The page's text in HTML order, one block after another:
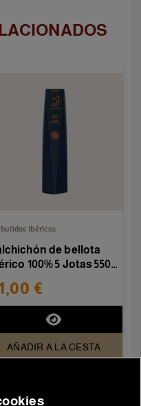
ibéricos
de bellota
100% 5 Jotas 550-
€
AÑADIR A LA CESTA